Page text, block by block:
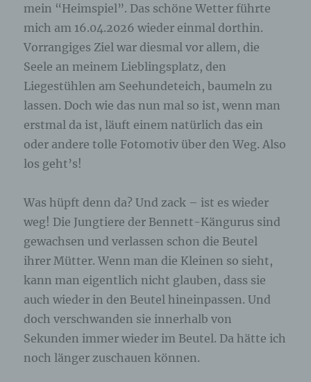
mein “Heimspiel”. Das schöne Wetter führte
mich am 16.04.2026 wieder einmal dorthin.
Vorrangiges Ziel war diesmal vor allem, die
Seele an meinem Lieblingsplatz, den
Liegestühlen am Seehundeteich, baumeln zu
lassen. Doch wie das nun mal so ist, wenn man
erstmal da ist, läuft einem natürlich das ein
oder andere tolle Fotomotiv über den Weg. Also
los geht’s!
Was hüpft denn da? Und zack – ist es wieder
weg! Die Jungtiere der Bennett-Kängurus sind
gewachsen und verlassen schon die Beutel
ihrer Mütter. Wenn man die Kleinen so sieht,
kann man eigentlich nicht glauben, dass sie
auch wieder in den Beutel hineinpassen. Und
doch verschwanden sie innerhalb von
Sekunden immer wieder im Beutel. Da hätte ich
noch länger zuschauen können.